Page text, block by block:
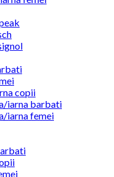
copii
iarna barbati
iarna femei